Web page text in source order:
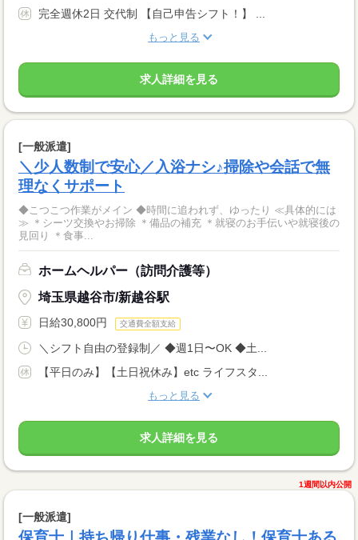
完全週休2日 交代制 【自己申告シフト！】 ...
もっと見る
求人詳細を見る
[一般派遣]
＼少人数制で安心／入浴ナシ♪掃除や会話で無
理なくサポート
◆こつこつ作業がメイン ◆時間に追われず、ゆったり ≪具体的には
≫ ＊シーツ交換やお掃除 ＊備品の補充 ＊就寝のお手伝いや就寝後の
見回り ＊食事...
ホームヘルパー（訪問介護等）
埼玉県越谷市/新越谷駅
日給30,800円 交通費全額支給
＼シフト自由の登録制／ ◆週1日〜OK ◆土...
【平日のみ】【土日祝休み】etc ライフスタ...
もっと見る
求人詳細を見る
1週間以内公開
[一般派遣]